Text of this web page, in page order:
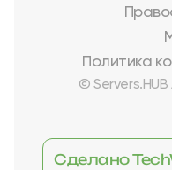
Политика
© Servers.HUB
Сделано